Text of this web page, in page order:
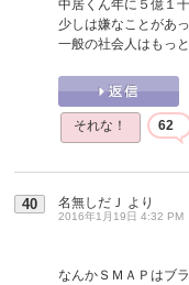
中居くん年に５億１
少しは嫌なことがあ
一般の社会人はもっ
それな！ 62
40 名無しだＪ より
2016年1月19日 4:32 PM
なんかＳＭＡＰはブ